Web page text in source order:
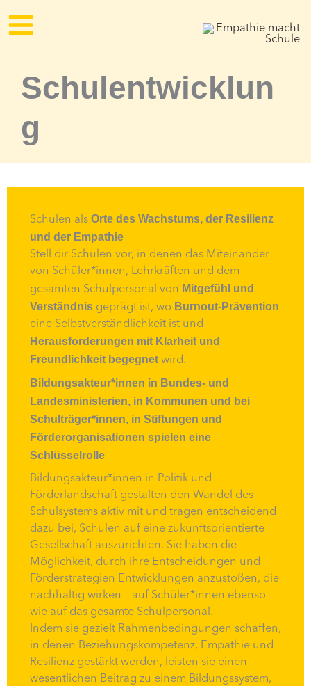
Inhalt
Schulentwicklun
g
Schulen als Orte des Wachstums, der Resilienz
und der Empathie
Stell dir Schulen vor, in denen das Miteinander
von Schüler*innen, Lehrkräften und dem
gesamten Schulpersonal von Mitgefühl und
Verständnisgeprägt ist, wo Burnout-Prävention
eine Selbstverständlichkeit ist und
Herausforderungen mit Klarheit und
Freundlichkeit begegnetwird.
Bildungsakteur*innen in Bundes- und
Landesministerien, in Kommunen und bei
Schulträger*innen, in Stiftungen und
Förderorganisationen spielen eine
Schlüsselrolle
Bildungsakteur*innen in Politik und
Förderlandschaft gestalten den Wandel des
Schulsystems aktiv mit und tragen entscheidend
dazu bei, Schulen auf eine zukunftsorientierte
Gesellschaft auszurichten. Sie haben die
Möglichkeit, durch ihre Entscheidungen und
Förderstrategien Entwicklungen anzustoßen, die
nachhaltig wirken – auf Schüler*innen ebenso
wie auf das gesamte Schulpersonal.
Indem sie gezielt Rahmenbedingungen schaffen,
in denen Beziehungskompetenz, Empathie und
Resilienz gestärkt werden, leisten sie einen
wesentlichen Beitrag zu einem Bildungssystem,